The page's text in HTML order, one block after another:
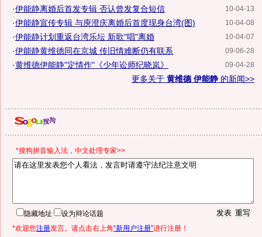
10-04-13
·伊能静离婚后首发专辑 否认曾发复合短信
10-04-08
·伊能静宣传专辑 与庾澄庆离婚后首度现身台湾(图)
10-04-07
·伊能静计划重返台湾乐坛 新歌"唱"离婚
09-06-28
·伊能静黄维德同在京城 传旧情难断仍有联系
09-04-28
·黄维德伊能静"定情作"《少年讼师纪晓岚》
更多关于 黄维德 伊能静的新闻>>
*搜狗拼音输入法，中文处理专家>>
隐藏地址
设为辩论话题
*欢迎您注册发言。请点击右上角“新用户注册”进行注册！